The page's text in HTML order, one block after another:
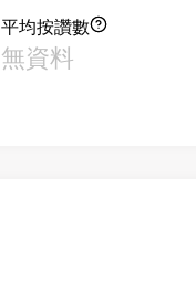
平均按讚數
無資料